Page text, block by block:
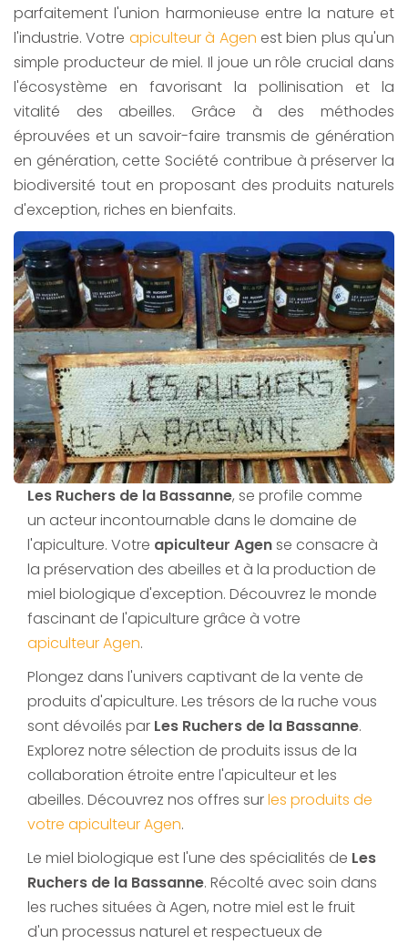
parfaitement l'union harmonieuse entre la nature et
l'industrie. Votre apiculteur à Agen est bien plus qu'un
simple producteur de miel. Il joue un rôle crucial dans
l'écosystème en favorisant la pollinisation et la
vitalité des abeilles. Grâce à des méthodes
éprouvées et un savoir-faire transmis de génération
en génération, cette Société contribue à préserver la
biodiversité tout en proposant des produits naturels
d'exception, riches en bienfaits.
Les Ruchers de la Bassanne, se profile comme
un acteur incontournable dans le domaine de
l'apiculture. Votre apiculteur Agense consacre à
la préservation des abeilles et à la production de
miel biologique d'exception. Découvrez le monde
fascinant de l'apiculture grâce à votre
apiculteur Agen.
Plongez dans l'univers captivant de la vente de
produits d'apiculture. Les trésors de la ruche vous
sont dévoilés par Les Ruchers de la Bassanne.
Explorez notre sélection de produits issus de la
collaboration étroite entre l'apiculteur et les
abeilles. Découvrez nos offres surles produits de
votre apiculteur Agen.
Le miel biologique est l'une des spécialités de Les
Ruchers de la Bassanne. Récolté avec soin dans
les ruches situées à Agen, notre miel est le fruit
d'un processus naturel et respectueux de